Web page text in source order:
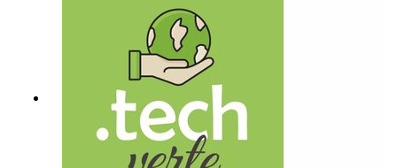
l’Université nationale de Séoul et de l’Université Sogang,
propose une piste radicalement différente : concevoir
des robots… entièrement biodégradables. Leur étude,
publiée dans la revue Nature Sustainability, présente un
robot souple capable de se décomposer sans laisser de
trace toxique. Pour y parvenir, les scientifiques ont
utilisé un matériau structurel particulier, un polymère
biodégradable appelé poly(sébacate de glycérol), ou